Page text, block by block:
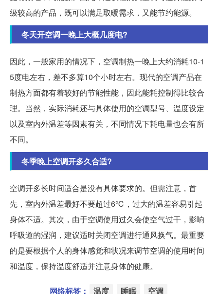
级较高的产品，既可以满足取暖需求，又能节约能源。
冬天开空调一晚上大概几度电?
因此，一般家用的情况下，空调制热一晚上大约消耗10-1
5度电左右，差不多算10个小时左右。现代的空调产品在
制热方面都有着较好的节能性能，因此能耗控制得比较合
理。当然，实际消耗还与具体使用的空调型号、温度设定
以及室内外温差等因素有关，不同情况下耗电量也会有所
不同。
冬季晚上空调开多久合适?
空调开多长时间适合是没有具体要求的。但需注意，首
先，室内外温差最好不要超过6℃，过大的温差容易引起
身体不适。其次，由于空调使用过久会使空气过干，影响
呼吸道的湿润，建议适时关闭空调进行通风换气。最重要
的是要根据个人的身体感觉和状况来调节空调的使用时间
和温度，保持温度舒适并注意身体的健康。
网络标签： 温度 睡眠 空调